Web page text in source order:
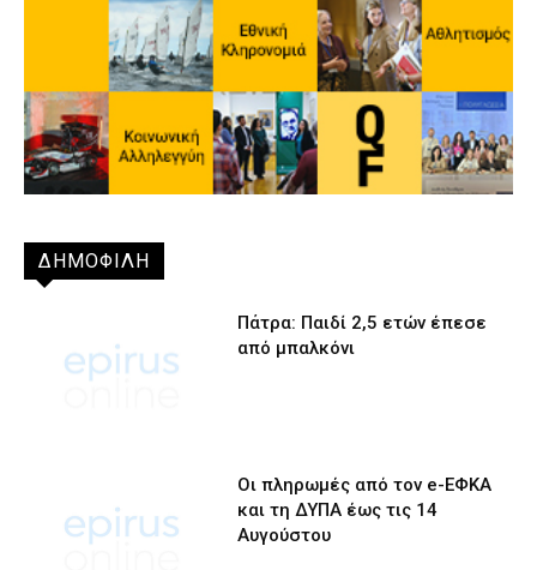
ΔΗΜΟΦΙΛΗ
Πάτρα: Παιδί 2,5 ετών έπεσε
από μπαλκόνι
Οι πληρωμές από τον e-ΕΦΚΑ
και τη ΔΥΠΑ έως τις 14
Αυγούστου